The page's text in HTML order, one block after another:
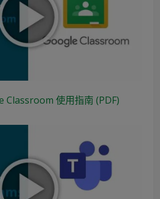
Classroom 使用指南 (PDF)